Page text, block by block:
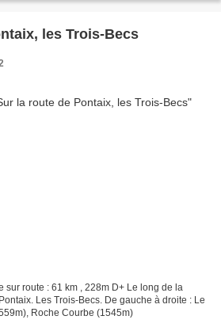
les Trois-Becs
sur route : 61 km , 228m D+ Le long de la
à droite : Le
Roche Courbe (1545m)